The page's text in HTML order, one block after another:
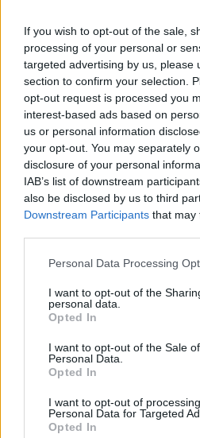
If you wish to opt-out of the sale,
processing of your personal or
targeted advertising by us, please
section to confirm your selection.
opt-out request is processed you
interest-based ads based on
us or personal information
your opt-out. You may separately
disclosure of your personal
IAB’s list of downstream
also be disclosed by us to third
Downstream Participants that may
Personal Data Processing
I want to opt-out of the
personal data.
Opted In
I want to opt-out of the Sale
Personal Data.
Opted In
I want to opt-out of
Personal Data for Targeted
Opted In